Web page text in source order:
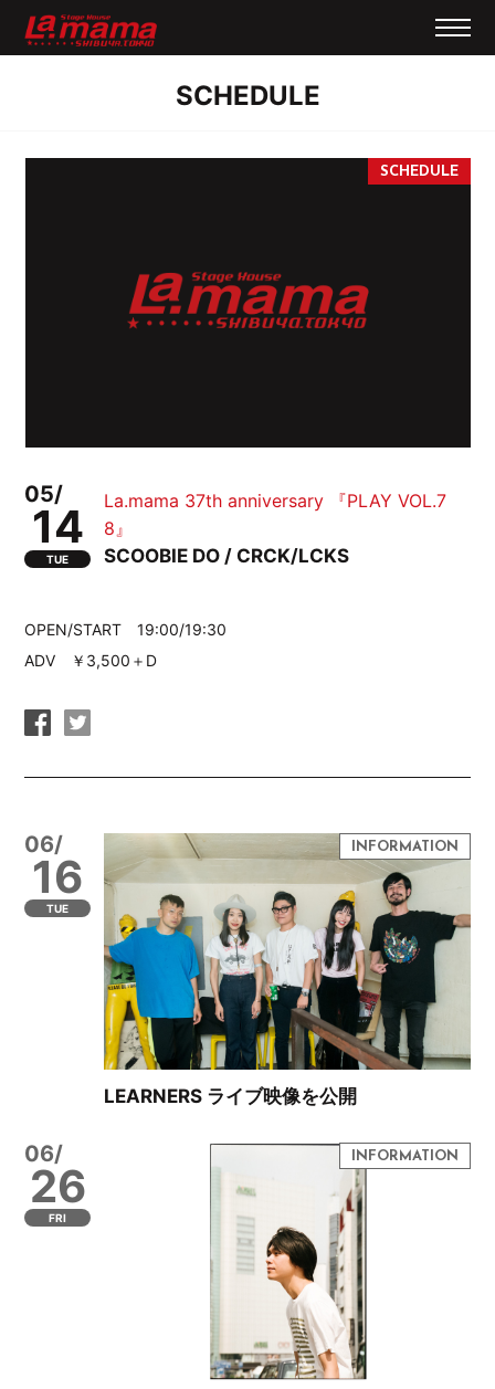
SCHEDULE
05/
14
TUE
La.mama 37th anniversary 『PLAY VOL.7
8』
SCOOBIE DO / CRCK/LCKS
OPEN/START 19:00/19:30
ADV ￥3,500＋D
06/
16
TUE
LEARNERS ライブ映像を公開
06/
26
FRI